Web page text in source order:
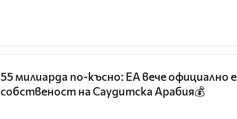
55 милиарда по-късно: EA вече официално е
собственост на Саудитска Арабия💰